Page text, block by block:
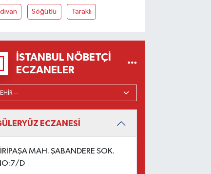
Söğütlü Taraklı
İSTANBUL NÖBETÇI
ECZANELER
ECZANESİ
MAH. ŞABANDERE SOK.
D